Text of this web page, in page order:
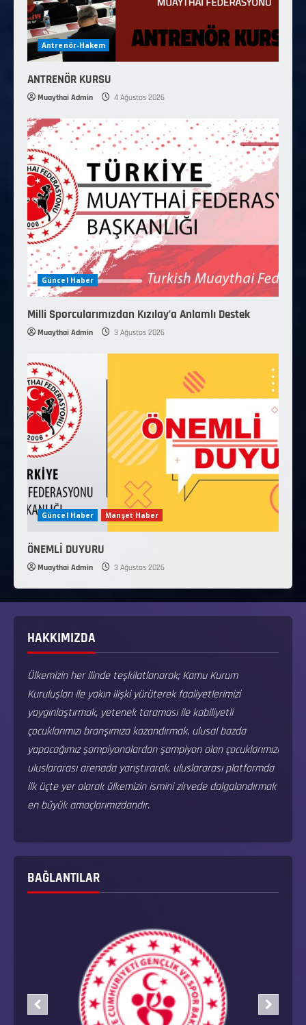
Antrenör-Hakem
ANTRENÖR KURSU
Muaythai Admin 4 Ağustos 2026
Güncel Haber
Milli Sporcularımızdan Kızılay’a Anlamlı Destek
Muaythai Admin 3 Ağustos 2026
Güncel Haber Manşet Haber
ÖNEMLİ DUYURU
Muaythai Admin 3 Ağustos 2026
HAKKIMIZDA
Ülkemizin her ilinde teşkilatlanarak; Kamu Kurum
Kuruluşları ile yakın ilişki yürüterek faaliyetlerimizi
yaygınlaştırmak, yetenek taraması ile kabiliyetli
çocuklarımızı branşımıza kazandırmak, ulusal bazda
yapacağımız şampiyonalardan şampiyon olan çocuklarımızı
uluslararası arenada yarıştırarak, uluslararası platformda
ilk üçte yer alarak ülkemizin ismini zirvede dalgalandırmak
en büyük amaçlarımızdandır.
BAĞLANTILAR